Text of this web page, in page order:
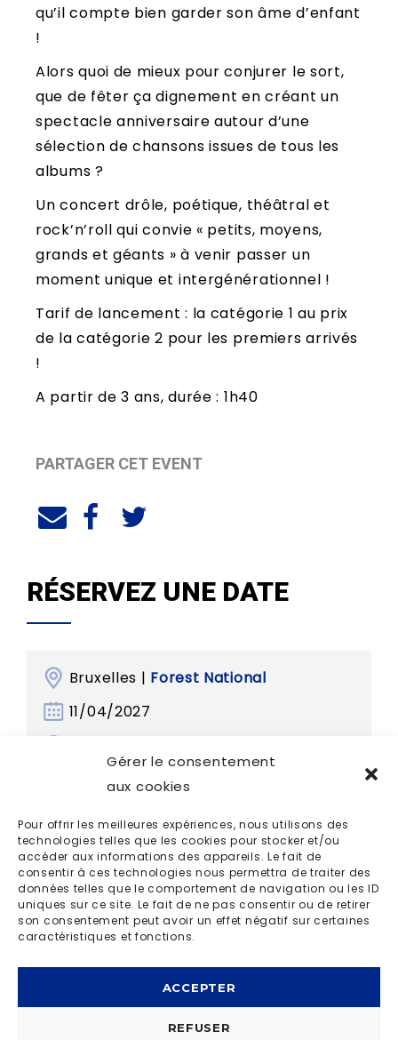
Gérer le consentement
aux cookies
Pour offrir les meilleures expériences, nous utilisons des
technologies telles que les cookies pour stocker et/ou
accéder aux informations des appareils. Le fait de
consentir à ces technologies nous permettra de traiter des
données telles que le comportement de navigation ou les ID
uniques sur ce site. Le fait de ne pas consentir ou de retirer
son consentement peut avoir un effet négatif sur certaines
caractéristiques et fonctions.
ACCEPTER
REFUSER
qu’il compte bien garder son âme d’enfant
!
Alors quoi de mieux pour conjurer le sort,
que de fêter ça dignement en créant un
spectacle anniversaire autour d’une
sélection de chansons issues de tous les
albums ?
Un concert drôle, poétique, théâtral et
rock’n’roll qui convie « petits, moyens,
grands et géants » à venir passer un
moment unique et intergénérationnel !
Tarif de lancement : la catégorie 1 au prix
de la catégorie 2 pour les premiers arrivés
!
A partir de 3 ans, durée : 1h40
PARTAGER CET EVENT
RÉSERVEZ UNE DATE
Bruxelles | Forest National
11/04/2027